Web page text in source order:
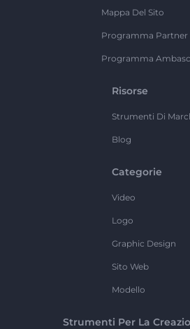
Mappa Del Sito
Programma Partner
Programma
Risorse
Strumenti Di
Blog
Categorie
Video
Logo
Graphic Design
Sito Web
Modello
Strumenti Per La